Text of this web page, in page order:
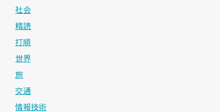
社会
精読
打順
世界
旅
交通
情報技術